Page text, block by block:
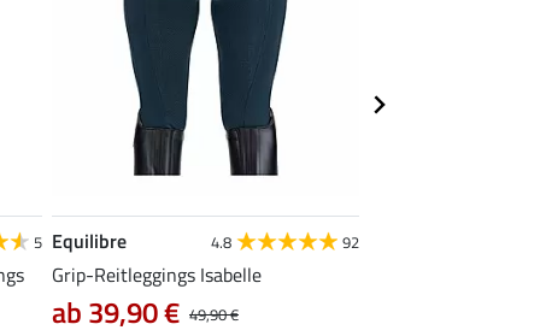
5 Equilibre 4.8 92
Grip-Reitleggings Isabelle
49,90 €
ab 39,90 €